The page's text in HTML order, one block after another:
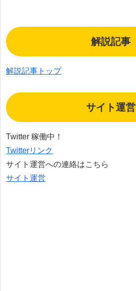
解説記事
解説記事トップ
サイト運営
Twitter 稼働中！
Twitterリンク
サイト運営への連絡はこちら
サイト運営